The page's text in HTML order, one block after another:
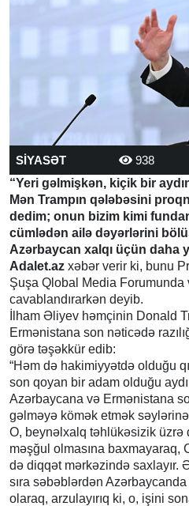
SİYASƏT 938
“Yeri gəlmişkən, kiçik bir
Mən Trampın qələbəsini
dedim; onun bizim kimi
cümlədən ailə dəyərlərini
Azərbaycan xalqı üçün daha
Adalet.az xəbər verir ki, bunu
Şuşa Qlobal Media Forumunda
cavablandırarkən deyib.
İlham Əliyev həmçinin Donald
Ermənistana son nəticədə
görə təşəkkür edib:
“Həm də hakimiyyətdə olduğu
son qoyan bir adam olduğu
Azərbaycana və Ermənistana
gəlməyə kömək etmək
O, beynəlxalq təhlükəsizik
məşğul olmasına baxmayaraq,
də diqqət mərkəzində saxlayır.
sıra səbəblərdən
olaraq, arzulayırıq ki, o, işini